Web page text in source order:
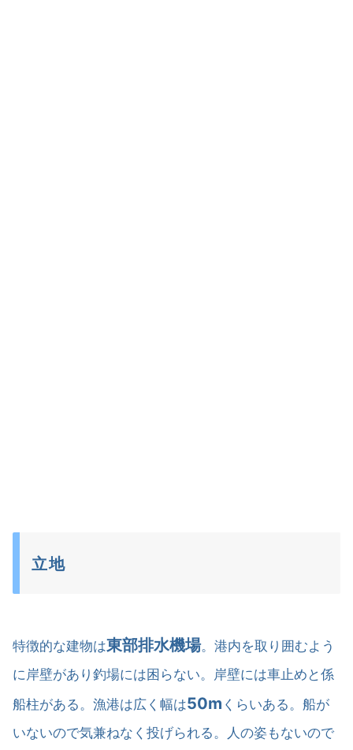
立地
特徴的な建物は東部排水機場。港内を取り囲むよう
に岸壁があり釣場には困らない。岸壁には車止めと係
船柱がある。漁港は広く幅は50m くらいある。船が
いないので気兼ねなく投げられる。人の姿もないので